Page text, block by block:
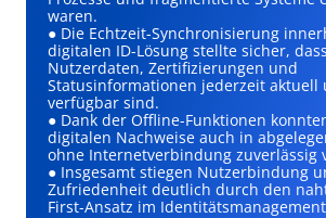
waren.
● Die Echtzeit-Synchronisierung
digitalen ID-Lösung stellte sicher,
Nutzerdaten, Zertifizierungen und
Statusinformationen jederzeit aktuell
verfügbar sind.
● Dank der Offline-Funktionen
digitalen Nachweise auch in
ohne Internetverbindung zuverlässig
● Insgesamt stiegen Nutzerbindung
Zufriedenheit deutlich durch den
First-Ansatz im